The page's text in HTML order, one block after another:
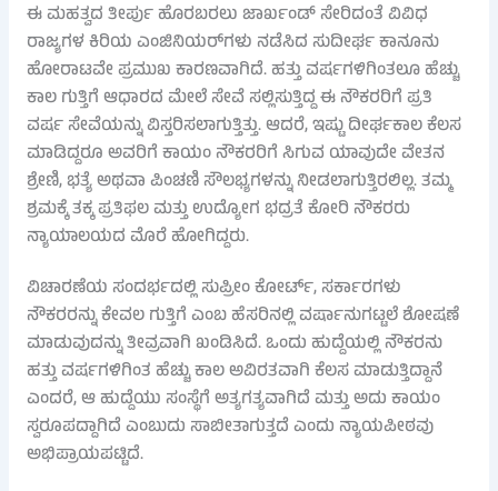
ಈ ಮಹತ್ವದ ತೀರ್ಪು ಹೊರಬರಲು ಜಾರ್ಖಂಡ್ ಸೇರಿದಂತೆ ವಿವಿಧ
ರಾಜ್ಯಗಳ ಕಿರಿಯ ಎಂಜಿನಿಯರ್‌ಗಳು ನಡೆಸಿದ ಸುದೀರ್ಘ ಕಾನೂನು
ಹೋರಾಟವೇ ಪ್ರಮುಖ ಕಾರಣವಾಗಿದೆ. ಹತ್ತು ವರ್ಷಗಳಿಗಿಂತಲೂ ಹೆಚ್ಚು
ಕಾಲ ಗುತ್ತಿಗೆ ಆಧಾರದ ಮೇಲೆ ಸೇವೆ ಸಲ್ಲಿಸುತ್ತಿದ್ದ ಈ ನೌಕರರಿಗೆ ಪ್ರತಿ
ವರ್ಷ ಸೇವೆಯನ್ನು ವಿಸ್ತರಿಸಲಾಗುತ್ತಿತ್ತು. ಆದರೆ, ಇಷ್ಟು ದೀರ್ಘಕಾಲ ಕೆಲಸ
ಮಾಡಿದ್ದರೂ ಅವರಿಗೆ ಕಾಯಂ ನೌಕರರಿಗೆ ಸಿಗುವ ಯಾವುದೇ ವೇತನ
ಶ್ರೇಣಿ, ಭತ್ಯೆ ಅಥವಾ ಪಿಂಚಣಿ ಸೌಲಭ್ಯಗಳನ್ನು ನೀಡಲಾಗುತ್ತಿರಲಿಲ್ಲ. ತಮ್ಮ
ಶ್ರಮಕ್ಕೆ ತಕ್ಕ ಪ್ರತಿಫಲ ಮತ್ತು ಉದ್ಯೋಗ ಭದ್ರತೆ ಕೋರಿ ನೌಕರರು
ನ್ಯಾಯಾಲಯದ ಮೊರೆ ಹೋಗಿದ್ದರು.
ವಿಚಾರಣೆಯ ಸಂದರ್ಭದಲ್ಲಿ ಸುಪ್ರೀಂ ಕೋರ್ಟ್, ಸರ್ಕಾರಗಳು
ನೌಕರರನ್ನು ಕೇವಲ ಗುತ್ತಿಗೆ ಎಂಬ ಹೆಸರಿನಲ್ಲಿ ವರ್ಷಾನುಗಟ್ಟಲೆ ಶೋಷಣೆ
ಮಾಡುವುದನ್ನು ತೀವ್ರವಾಗಿ ಖಂಡಿಸಿದೆ. ಒಂದು ಹುದ್ದೆಯಲ್ಲಿ ನೌಕರನು
ಹತ್ತು ವರ್ಷಗಳಿಗಿಂತ ಹೆಚ್ಚು ಕಾಲ ಅವಿರತವಾಗಿ ಕೆಲಸ ಮಾಡುತ್ತಿದ್ದಾನೆ
ಎಂದರೆ, ಆ ಹುದ್ದೆಯು ಸಂಸ್ಥೆಗೆ ಅತ್ಯಗತ್ಯವಾಗಿದೆ ಮತ್ತು ಅದು ಕಾಯಂ
ಸ್ವರೂಪದ್ದಾಗಿದೆ ಎಂಬುದು ಸಾಬೀತಾಗುತ್ತದೆ ಎಂದು ನ್ಯಾಯಪೀಠವು
ಅಭಿಪ್ರಾಯಪಟ್ಟಿದೆ.